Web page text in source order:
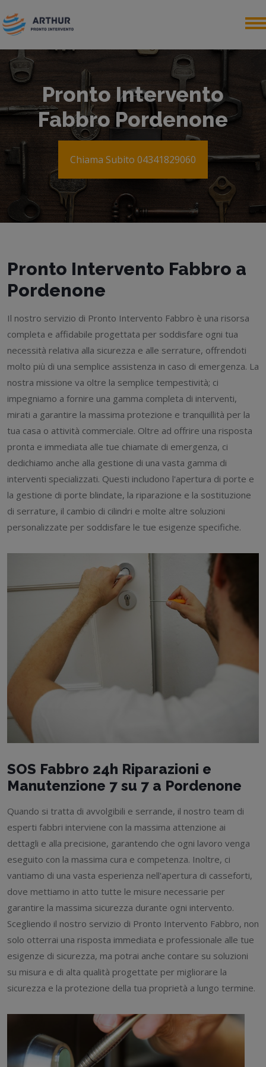
Pronto Intervento
Fabbro Pordenone
Chiama Subito 04341829060
Pronto Intervento Fabbro a
Pordenone
Il nostro servizio di Pronto Intervento Fabbro è una risorsa
completa e affidabile progettata per soddisfare ogni tua
necessità relativa alla sicurezza e alle serrature, offrendoti
molto più di una semplice assistenza in caso di emergenza. La
nostra missione va oltre la semplice tempestività; ci
impegniamo a fornire una gamma completa di interventi,
mirati a garantire la massima protezione e tranquillità per la
tua casa o attività commerciale. Oltre ad offrire una risposta
pronta e immediata alle tue chiamate di emergenza, ci
dedichiamo anche alla gestione di una vasta gamma di
interventi specializzati. Questi includono l'apertura di porte e
la gestione di porte blindate, la riparazione e la sostituzione
di serrature, il cambio di cilindri e molte altre soluzioni
personalizzate per soddisfare le tue esigenze specifiche.
SOS Fabbro 24h Riparazioni e
Manutenzione 7 su 7 a Pordenone
Quando si tratta di avvolgibili e serrande, il nostro team di
esperti fabbri interviene con la massima attenzione ai
dettagli e alla precisione, garantendo che ogni lavoro venga
eseguito con la massima cura e competenza. Inoltre, ci
vantiamo di una vasta esperienza nell'apertura di casseforti,
dove mettiamo in atto tutte le misure necessarie per
garantire la massima sicurezza durante ogni intervento.
Scegliendo il nostro servizio di Pronto Intervento Fabbro, non
solo otterrai una risposta immediata e professionale alle tue
esigenze di sicurezza, ma potrai anche contare su soluzioni
su misura e di alta qualità progettate per migliorare la
sicurezza e la protezione della tua proprietà a lungo termine.